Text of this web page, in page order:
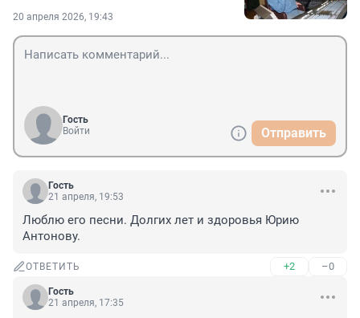
20 апреля 2026, 19:43
Гость
Войти
Отправить
Гость
21 апреля, 19:53
Люблю его песни. Долгих лет и здоровья Юрию
Антонову.
ОТВЕТИТЬ +2 –0
Гость
21 апреля, 17:35